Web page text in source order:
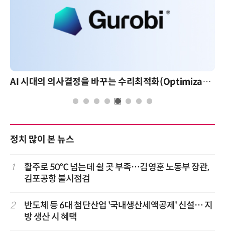
AI 시대의 의사결정을 바꾸는 수리최적화(Optimization): 실제 산업 적용 사례와 활용 전략
정치 많이 본 뉴스
1
활주로 50℃ 넘는데 쉴 곳 부족…김영훈 노동부 장관,
김포공항 불시점검
2
반도체 등 6대 첨단산업 '국내생산세액공제' 신설… 지
방 생산 시 혜택